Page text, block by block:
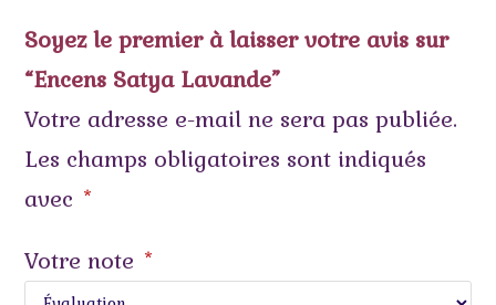
Soyez le premier à laisser votre avis sur
“Encens Satya Lavande”
Votre adresse e-mail ne sera pas publiée.
Les champs obligatoires sont indiqués
avec
*
Votre note *